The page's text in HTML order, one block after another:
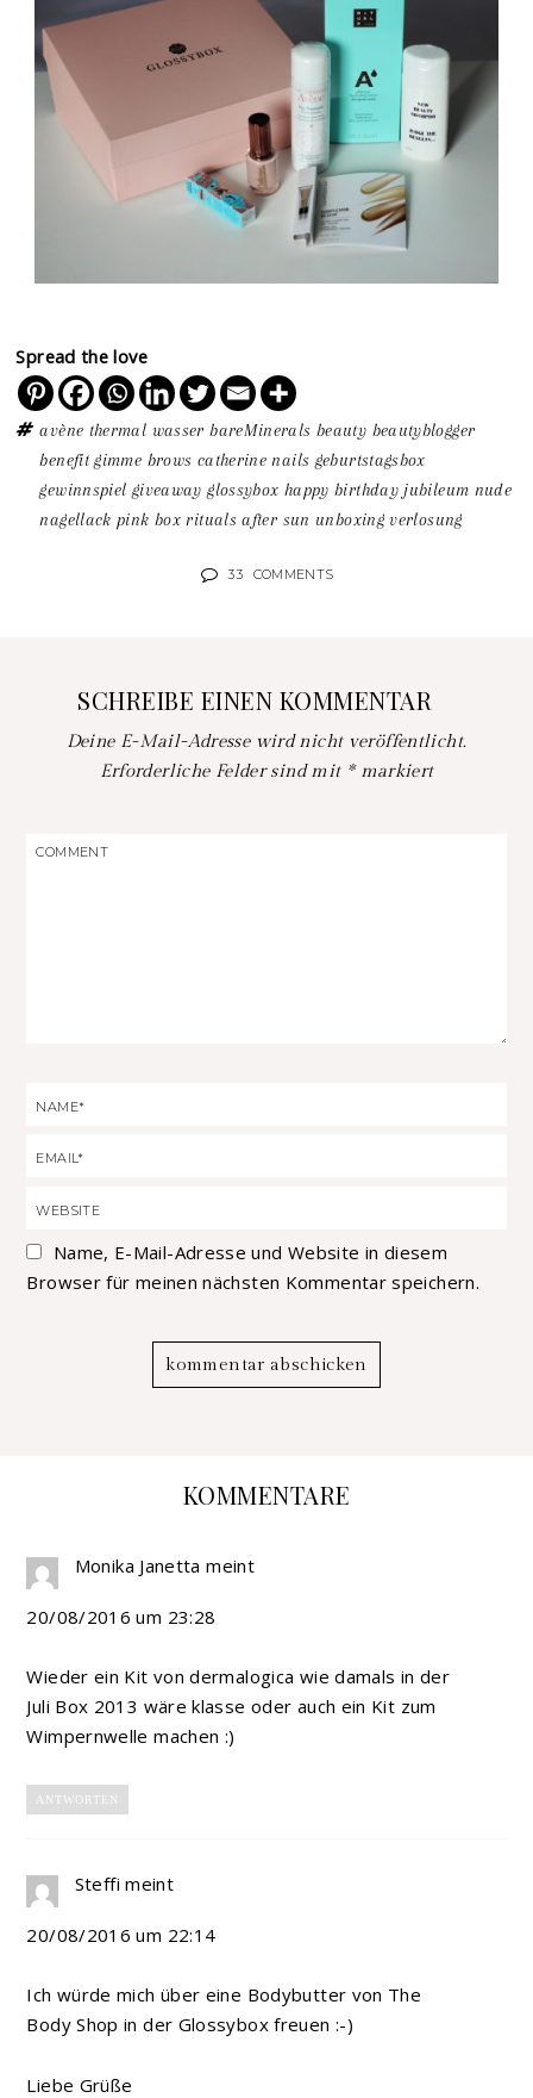
Spread the love
avène thermal wasser bareMinerals beauty beautyblogger
benefit gimme brows catherine nails geburtstagsbox
gewinnspiel giveaway glossybox happy birthday jubileum nude
nagellack pink box rituals after sun unboxing verlosung
33 COMMENTS
SCHREIBE EINEN KOMMENTAR
Deine E-Mail-Adresse wird nicht veröffentlicht.
Erforderliche Felder sind mit *markiert
Name, E-Mail-Adresse und Website in diesem
Browser für meinen nächsten Kommentar speichern.
KOMMENTARE
Monika Janetta meint
20/08/2016 um 23:28
Wieder ein Kit von dermalogica wie damals in der
Juli Box 2013 wäre klasse oder auch ein Kit zum
Wimpernwelle machen :)
ANTWORTEN
Steffi meint
20/08/2016 um 22:14
Ich würde mich über eine Bodybutter von The
Body Shop in der Glossybox freuen :-)
Liebe Grüße